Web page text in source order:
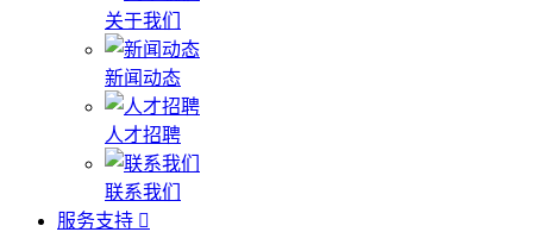
关于我们
新闻动态
人才招聘
联系我们
服务支持